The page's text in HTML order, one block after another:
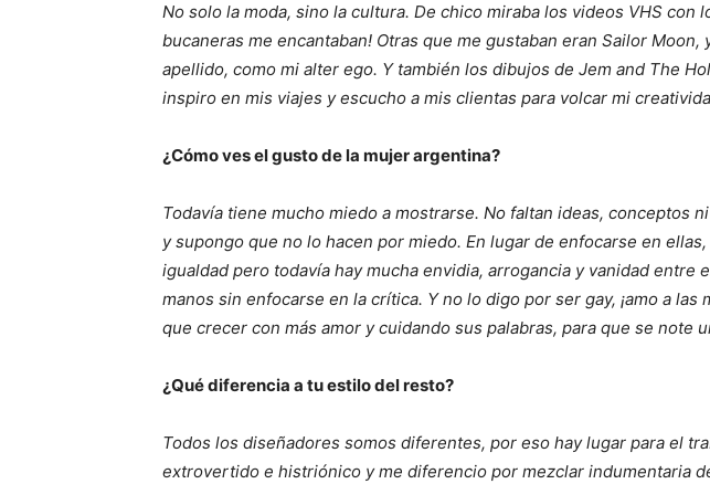
No solo la moda, sino la cultura. De chico miraba los videos VHS con
bucaneras me encantaban! Otras que me gustaban eran Sailor
apellido, como mi alter ego. Y también los dibujos de Jem and The
inspiro en mis viajes y escucho a mis clientas para volcar mi
¿Cómo ves el gusto de la mujer argentina?
Todavía tiene mucho miedo a mostrarse. No faltan ideas, conceptos
y supongo que no lo hacen por miedo. En lugar de enfocarse en
igualdad pero todavía hay mucha envidia, arrogancia y vanidad
manos sin enfocarse en la crítica. Y no lo digo por ser gay, ¡amo a
que crecer con más amor y cuidando sus palabras, para que se note
¿Qué diferencia a tu estilo del resto?
Todos los diseñadores somos diferentes, por eso hay lugar para el
extrovertido e histriónico y me diferencio por mezclar indumentaria